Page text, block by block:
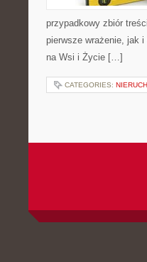
przypadkowy zbiór
pierwsze wrażenie, jak
na Wsi i Życie […]
CATEGORIES: